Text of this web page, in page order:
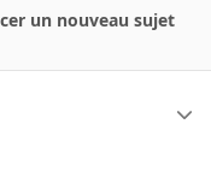
un nouveau sujet